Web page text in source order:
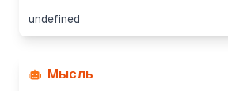
undefined
Мысль